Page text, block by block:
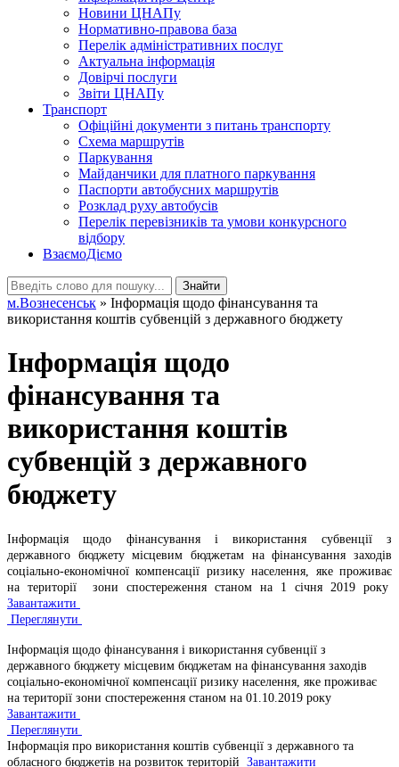
Новини ЦНАПу
Нормативно-правова база
Перелік адміністративних послуг
Актуальна інформація
Довірчі послуги
Звіти ЦНАПу
Транспорт
Офіційні документи з питань транспорту
Схема маршрутів
Паркування
Майданчики для платного паркування
Паспорти автобусних маршрутів
Розклад руху автобусів
Перелік перевізників та умови конкурсного
відбору
ВзаємоДіємо
Знайти
м.Вознесенськ » Інформація щодо фінансування та
використання коштів субвенцій з державного бюджету
Інформація щодо
фінансування та
використання коштів
субвенцій з державного
бюджету
Інформація щодо фінансування і використання субвенції з
державного бюджету місцевим бюджетам на фінансування заходів
соціально-економічної компенсації ризику населення, яке проживає
на території зони спостереження станом на 1 січня 2019 року
Завантажити
Переглянути
Інформація щодо фінансування і використання субвенції з
державного бюджету місцевим бюджетам на фінансування заходів
соціально-економічної компенсації ризику населення, яке проживає
на території зони спостереження станом на 01.10.2019 року
Завантажити
Переглянути
Інформація про використання коштів субвенції з державного та
обласного бюджетів на розвиток територій Завантажити